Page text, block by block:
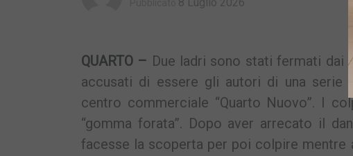
QUARTO – Due ladri sono stati fermati dai
accusati di essere gli autori di una serie
centro commerciale “Quarto Nuovo”. I
“gomma forata”. Dopo aver arrecato il
facesse la scoperta per poi colpire mentre